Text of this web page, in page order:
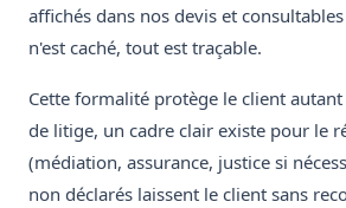
affichés dans nos devis et
n'est caché, tout est traçable.
Cette formalité protège le client autant
de litige, un cadre clair existe pour le
(médiation, assurance, justice si
non déclarés laissent le client sans